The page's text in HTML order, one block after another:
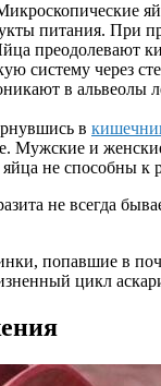
питания. При
преодолевают
систему через
в альвеолы
в
Мужские и
не способны к
не всегда
попавшие в
цикл